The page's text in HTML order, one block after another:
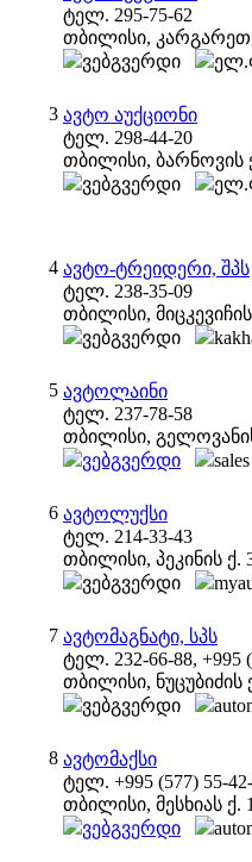
ტელ. 295-75-62
თბილისი,
ვებგვერდი
3 ავტო აუქციონი
ტელ. 298-44-20
თბილისი, ბარნოვის
ვებგვერდი
4 ავტო-ტრეიდერი, შპს
ტელ. 238-35-09
თბილისი,
ვებგვერდი
5 ავტოლაინი
ტელ. 237-78-58
თბილისი,
ვებგვერდი
6 ავტოლუქსი
ტელ. 214-33-43
თბილისი, პეკინის ქ.
ვებგვერდი
7 ავტომაგნატი, სპს
ტელ. 232-66-88, +995
თბილისი, ნუცუბიძის
ვებგვერდი
8 ავტომაქსი
ტელ. +995 (577) 55-
თბილისი, მესხიას ქ.
ვებგვერდი